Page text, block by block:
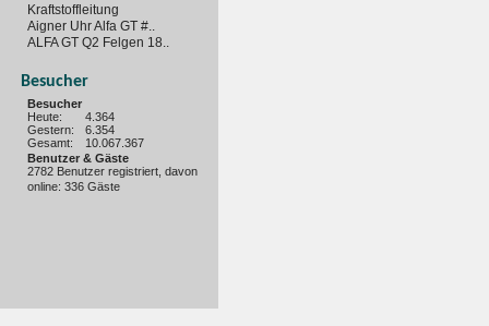
Kraftstoffleitung
Aigner Uhr Alfa GT #..
ALFA GT Q2 Felgen 18..
Besucher
Besucher
Heute:
4.364
Gestern:
6.354
Gesamt:
10.067.367
Benutzer & Gäste
2782 Benutzer registriert, davon
online: 336 Gäste